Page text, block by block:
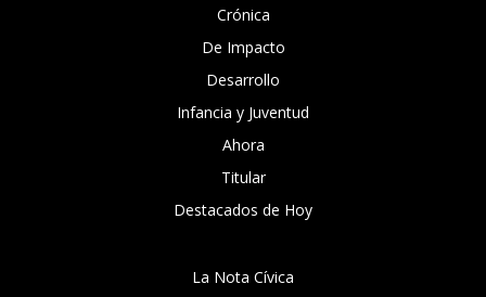
Crónica
De Impacto
Desarrollo
Infancia y Juventud
Ahora
Titular
Destacados de Hoy
La Nota Cívica